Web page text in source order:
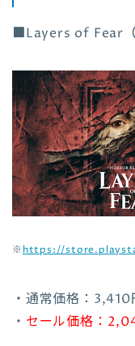
■Layers of Fear（
※https://
・通常価格：3,410
・ セール価格：